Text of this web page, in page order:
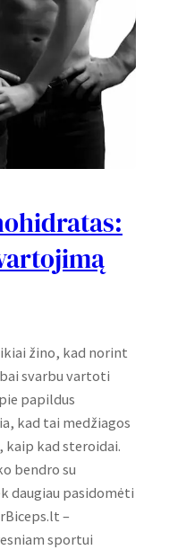
žino, kad norint
svarbu vartoti
papildus
kad tai medžiagos
kaip kad steroidai.
bendro su
daugiau pasidomėti
–
sportui